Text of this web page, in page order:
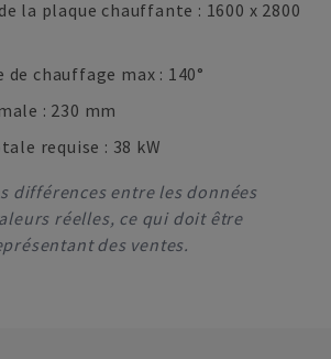
la plaque chauffante : 1600 x 2800
chauffage max : 140°
: 230 mm
requise : 38 kW
différences entre les données
réelles, ce qui doit être
des ventes.